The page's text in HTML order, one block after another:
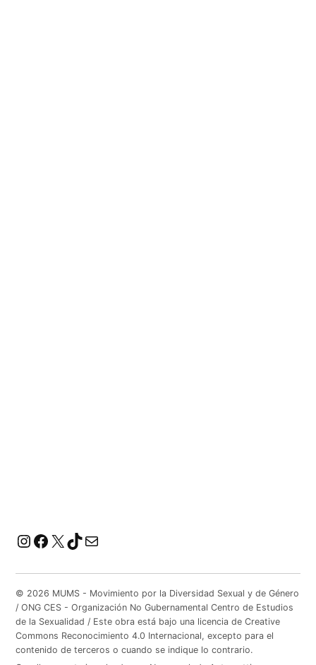
Instagram
Facebook
X TikTok
Correo electrónico
© 2026 MUMS - Movimiento por la Diversidad Sexual y de Género
/ ONG CES - Organización No Gubernamental Centro de Estudios
de la Sexualidad / Este obra está bajo una licencia de Creative
Commons Reconocimiento 4.0 Internacional, excepto para el
contenido de terceros o cuando se indique lo contrario.